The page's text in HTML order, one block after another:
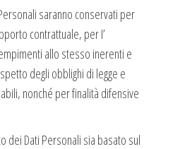
saranno conservati per
contrattuale, per I’
allo stesso inerenti e
degli obblighi di legge e
nonché per finalità difensive
dei Dati Personali sia basato sul